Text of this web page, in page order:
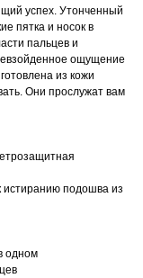
успех. Утонченный
пятка и носок в
пальцев и
ощущение
​​из кожи
Они прослужат вам
истиранию подошва из
одном